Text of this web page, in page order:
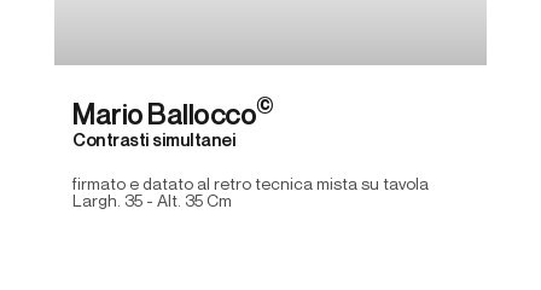
Mario Ballocco©
Contrasti simultanei
firmato e datato al retro tecnica mista su tavola
Largh. 35 - Alt. 35 Cm